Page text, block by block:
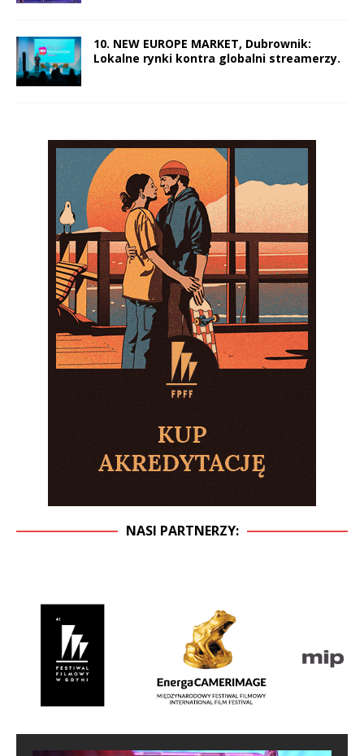
10. NEW EUROPE MARKET, Dubrownik:
Lokalne rynki kontra globalni streamerzy.
NASI PARTNERZY: